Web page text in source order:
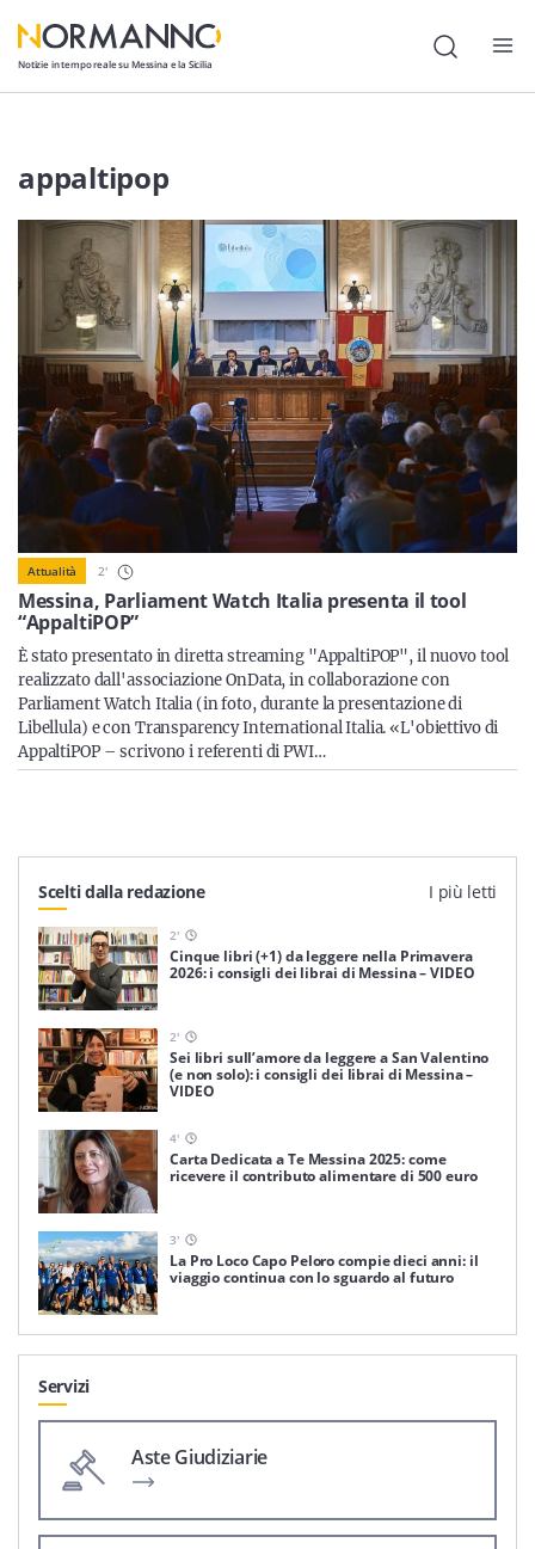
Notizie in tempo reale su Messina e la Sicilia
Attualità
Cronaca
Politica
Cultura
Lavoro
Società
Economia
Sport
Sicilia
Servizi
appaltipop
Messina, Parliament Watch Italia presenta il tool
“AppaltiPOP”
Attualità 2'
È stato presentato in diretta streaming "AppaltiPOP", il nuovo tool
realizzato dall'associazione OnData, in collaborazione con
Parliament Watch Italia (in foto, durante la presentazione di
Libellula) e con Transparency International Italia. «L'obiettivo di
AppaltiPOP – scrivono i referenti di PWI…
Scelti dalla redazione I più letti
2'
Cinque libri (+1) da leggere nella Primavera
2026: i consigli dei librai di Messina – VIDEO
2'
Sei libri sull’amore da leggere a San Valentino
(e non solo): i consigli dei librai di Messina –
VIDEO
4'
Carta Dedicata a Te Messina 2025: come
ricevere il contributo alimentare di 500 euro
3'
La Pro Loco Capo Peloro compie dieci anni: il
viaggio continua con lo sguardo al futuro
Servizi
Aste Giudiziarie